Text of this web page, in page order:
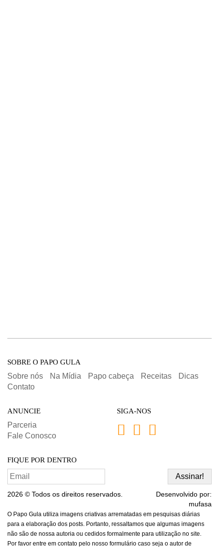
SOBRE O PAPO GULA
Sobre nós Na Mídia Papo cabeça Receitas
Dicas
Contato
ANUNCIE
Parceria
Fale Conosco
SIGA-NOS
FIQUE POR DENTRO
2026 © Todos os direitos reservados.
Desenvolvido por:
mufasa
O Papo Gula utiliza imagens criativas arrematadas em pesquisas diárias
para a elaboração dos posts. Portanto, ressaltamos que algumas imagens
não são de nossa autoria ou cedidos formalmente para utilização no site.
Por favor entre em contato pelo nosso formulário caso seja o autor de